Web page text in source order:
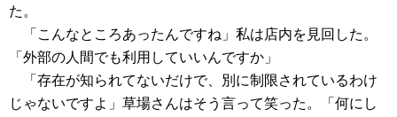
た。
「こんなところあったんですね」私は店内を見回した。
「外部の人間でも利用していいんですか」
「存在が知られてないだけで、別に制限されているわけ
じゃないですよ」草場さんはそう言って笑った。「何にし